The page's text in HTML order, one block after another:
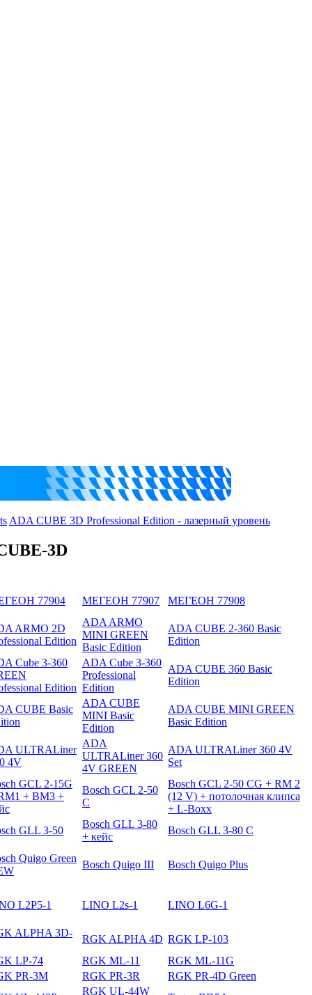
ADA CUBE 3D Professional Edition - лазерный уровень
3D
77904 МЕГЕОН 77907 МЕГЕОН 77908
ARMO 2D
Edition
ADA ARMO
MINI GREEN
Basic Edition
ADA CUBE 2-360 Basic
Edition
Cube 3-360
Edition
ADA Cube 3-360
Professional
Edition
ADA CUBE 360 Basic
Edition
CUBE Basic
ADA CUBE
MINI Basic
Edition
ADA CUBE MINI GREEN
Basic Edition
ULTRALiner
4V
ADA
ULTRALiner 360
4V GREEN
ADA ULTRALiner 360 4V
Set
GCL 2-15G
+ BM3 +
Bosch GCL 2-50
C
Bosch GCL 2-50 CG + RM 2
(12 V) + потолочная клипса
+ L-Boxx
GLL 3-50
Bosch GLL 3-80
+ кейс
Bosch GLL 3-80 C
Quigo Green
Bosch Quigo III Bosch Quigo Plus
L2P5-1 LINO L2s-1 LINO L6G-1
ALPHA 3D-
RGK ALPHA 4D RGK LP-103
LP-74 RGK ML-11
RGK ML-11G
PR-3M RGK PR-3R
RGK PR-4D Green
RGK UL-44W